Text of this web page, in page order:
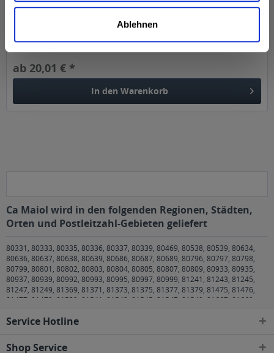
Ablehnen
Inhalt4.5 Liter(4,45 € * / 1 Liter)
ab 20,01 € *
In den Warenkorb
Ca Maiol wird in den folgenden Regionen, Städten,
Orten und Postleitzahl-Gebieten geliefert
80331, 80333, 80335, 80336, 80337, 80339, 80469, 80538, 80539, 80634,
80636, 80637, 80638, 80639, 80686, 80687, 80689, 80796, 80797, 80798,
80799, 80801, 80802, 80803, 80804, 80805, 80807, 80809, 80933, 80935,
80937, 80939, 80992, 80993, 80995, 80997, 80999, 81241, 81243, 81245,
81247, 81249, 81369, 81371, 81373, 81375, 81377, 81379, 81475, 81476,
81477, 81479, 81539, 81541, 81543, 81545, 81547, 81549, 81667, 81669,
81829, 81925, 81927, 81929 München
82054 Sauerlach
Service Hotline
Shop Service